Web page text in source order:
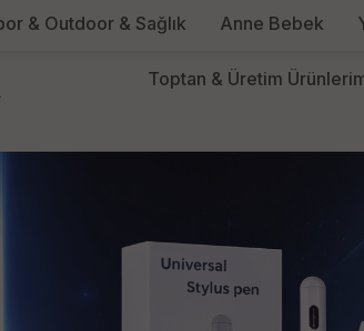
& Outdoor & Sağlık Anne Bebek
Toptan & Üretim